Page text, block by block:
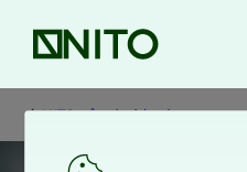
Forsiden
NITO på arbeidsplassen